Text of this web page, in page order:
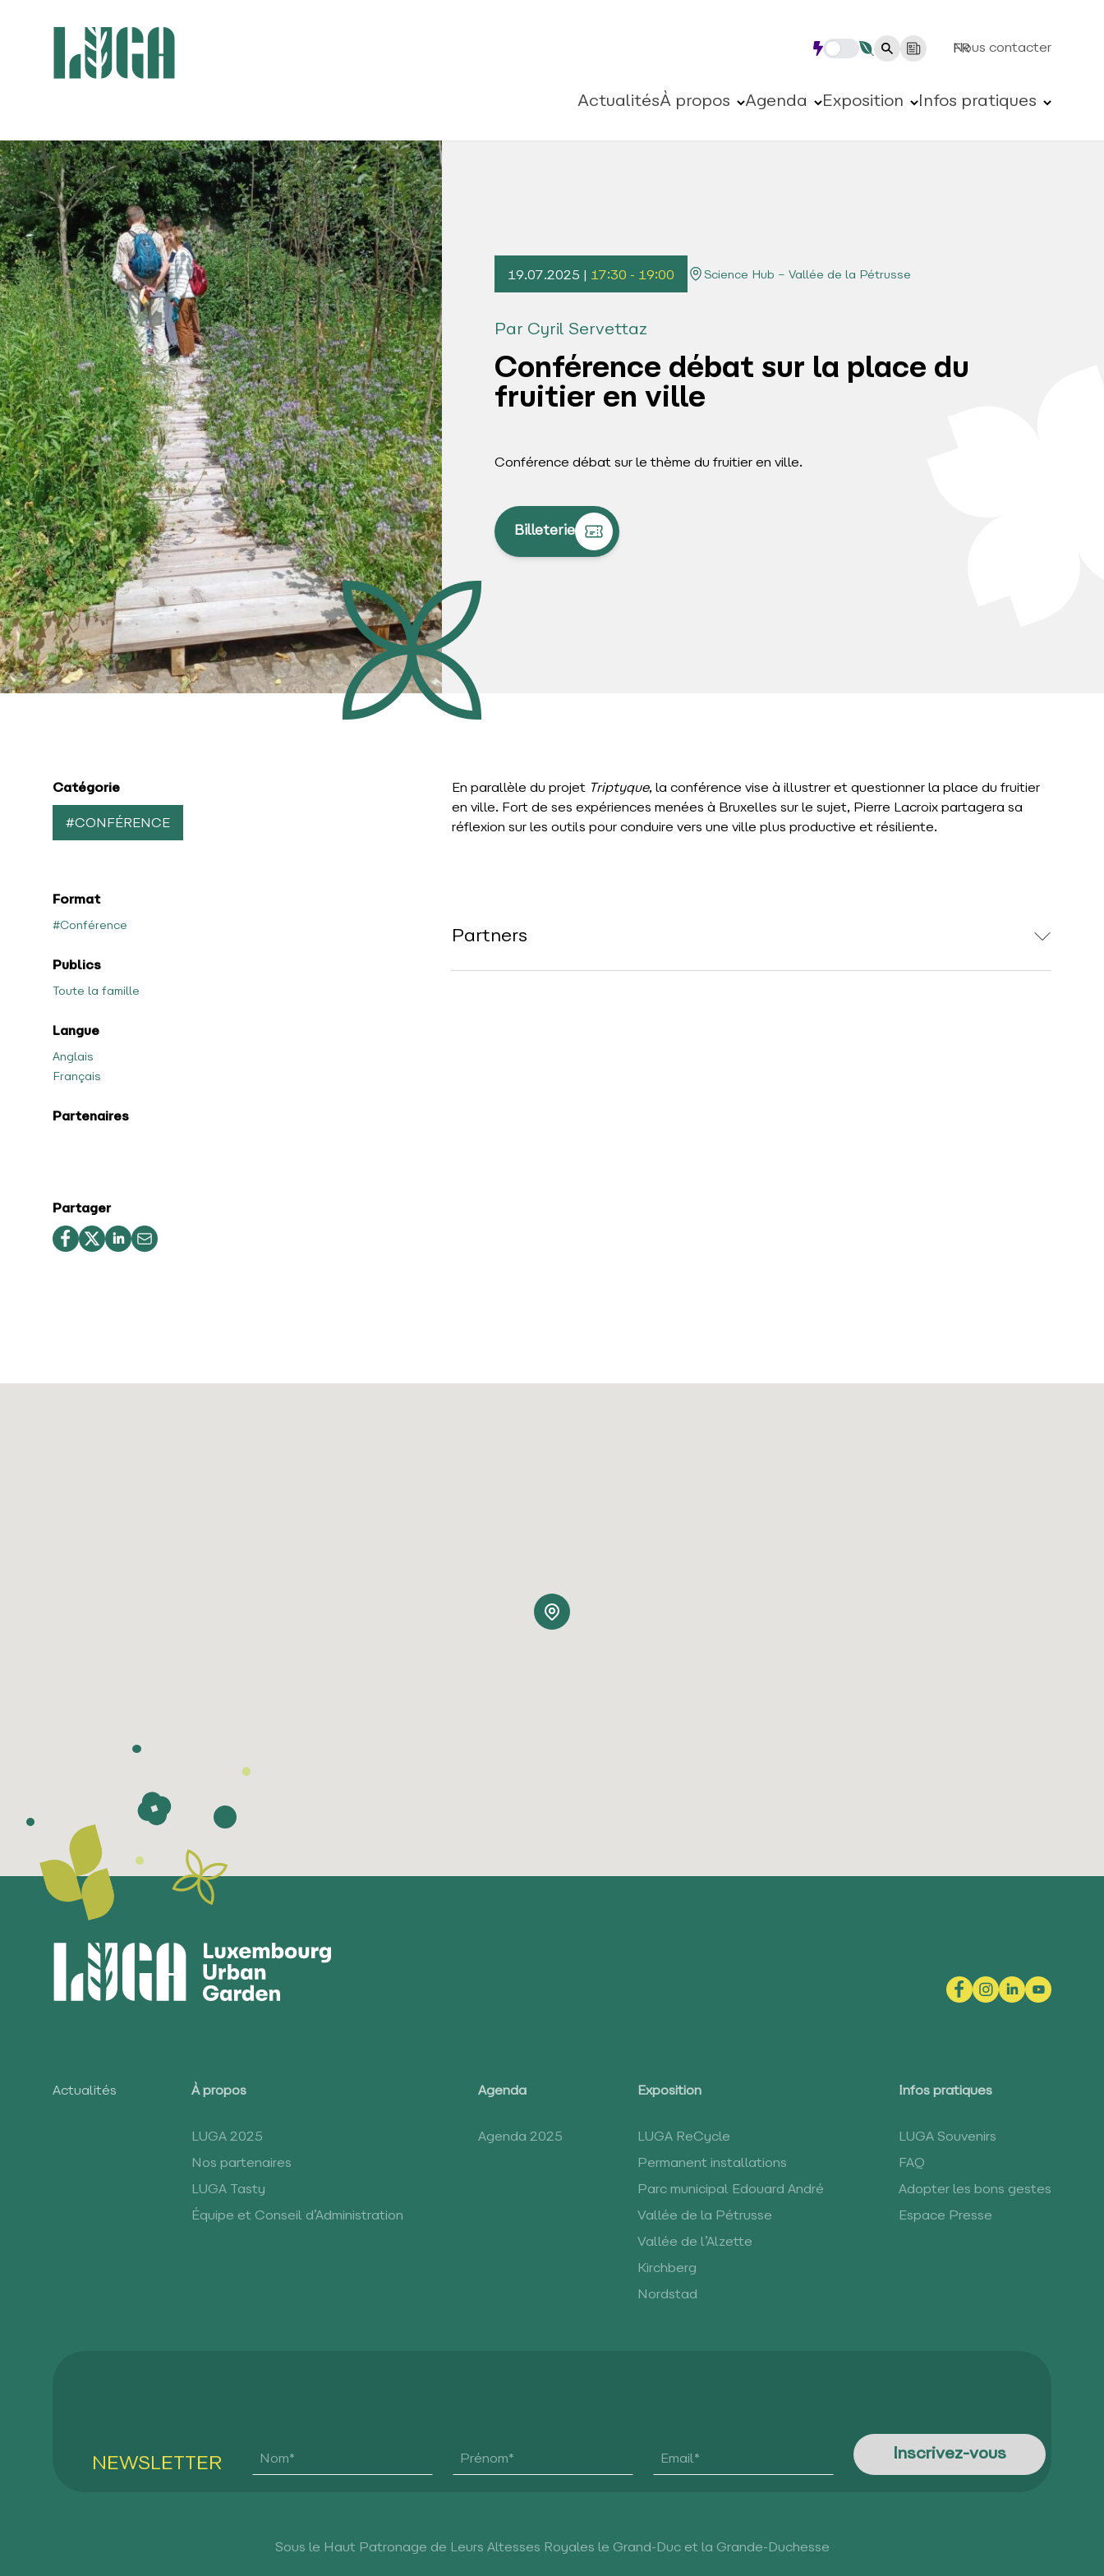
FR
Nous contacter
ActualitésÀ propos Agenda Exposition Infos pratiques
19.07.2025 | 17:30 - 19:00 Science Hub – Vallée de la Pétrusse
Par Cyril Servettaz
Conférence débat sur la place du
fruitier en ville
Conférence débat sur le thème du fruitier en ville.
Billeterie
Catégorie
#CONFÉRENCE
Format
#Conférence
Publics
Toute la famille
Langue
Anglais
Français
Partenaires
Partager
En parallèle du projet Triptyque, la conférence vise à illustrer et questionner la place du fruitier
en ville. Fort de ses expériences menées à Bruxelles sur le sujet, Pierre Lacroix partagera sa
réflexion sur les outils pour conduire vers une ville plus productive et résiliente.
Partners
Actualités À propos
LUGA 2025
Nos partenaires
LUGA Tasty
Équipe et Conseil d’Administration
Agenda
Agenda 2025
Exposition
LUGA ReCycle
Permanent installations
Parc municipal Edouard André
Vallée de la Pétrusse
Vallée de l’Alzette
Kirchberg
Nordstad
Infos pratiques
LUGA Souvenirs
FAQ
Adopter les bons gestes
Espace Presse
NEWSLETTER
Sous le Haut Patronage de Leurs Altesses Royales le Grand-Duc et la Grande-Duchesse